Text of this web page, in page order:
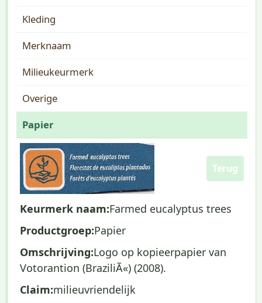
Kleding
Merknaam
Milieukeurmerk
Overige
Papier
Terug
Keurmerk naam:Farmed eucalyptus trees
Productgroep:Papier
Omschrijving:Logo op kopieerpapier van
Votorantion (BraziliÃ«) (2008).
Claim:milieuvriendelijk